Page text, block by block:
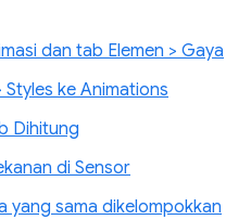
dan tab Elemen > Gaya
Styles ke Animations
Dihitung
di Sensor
yang sama dikelompokkan